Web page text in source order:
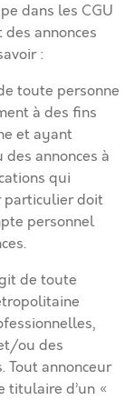
dans les CGU
annonces
:
toute personne
à des fins
et ayant
annonces à
qui
particulier doit
personnel
de toute
ou des
Tout annonceur
titulaire d’un «